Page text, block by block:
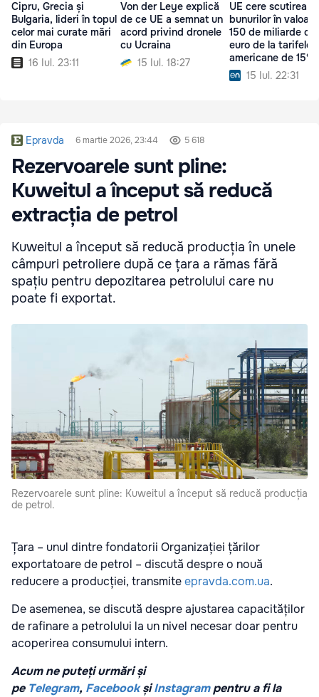
Cipru, Grecia și
Bulgaria, lideri în topul
celor mai curate mări
din Europa
16 Iul. 23:11
Von der Leye explică
de ce UE a semnat un
acord privind dronele
cu Ucraina
15 Iul. 18:27
UE cere scutirea
bunurilor în
150 de miliarde de
euro de la tarifele
americane de 15%
15 Iul. 22:31
Epravda 6 martie 2026, 23:44 5 618
Rezervoarele sunt pline:
Kuweitul a început să reducă
extracția de petrol
Kuweitul a început să reducă producția în unele
câmpuri petroliere după ce țara a rămas fără
spațiu pentru depozitarea petrolului care nu
poate fi exportat.
Rezervoarele sunt pline: Kuweitul a început să reducă producția
de petrol.
Țara – unul dintre fondatorii Organizației țărilor
exportatoare de petrol – discută despre o nouă
reducere a producției, transmiteepravda.com.ua.
De asemenea, se discută despre ajustarea capacităților
de rafinare a petrolului la un nivel necesar doar pentru
acoperirea consumului intern.
Acum ne puteți urmări și
pe Telegram, Facebook șiInstagrampentru a fi la